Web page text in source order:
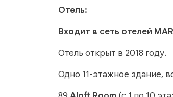
Отель:
Входит в сеть отелей
Отель открыт в 2018 году.
Одно 11-этажное здание,